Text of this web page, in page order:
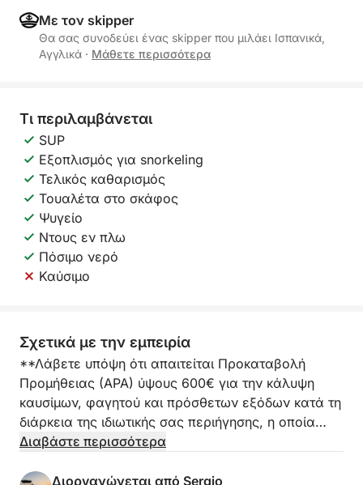
Με τον skipper
Θα σας συνοδεύει ένας skipper που μιλάει Ισπανικά,
Αγγλικά · Μάθετε περισσότερα
Τι περιλαμβάνεται
SUP
Εξοπλισμός για snorkeling
Τελικός καθαρισμός
Τουαλέτα στο σκάφος
Ψυγείο
Ντους εν πλω
Πόσιμο νερό
Καύσιμο
Σχετικά με την εμπειρία
**Λάβετε υπόψη ότι απαιτείται Προκαταβολή
Προμήθειας (APA) ύψους 600€ για την κάλυψη
καυσίμων, φαγητού και πρόσθετων εξόδων κατά τη
διάρκεια της ιδιωτικής σας περιήγησης, η οποία
καταβάλλεται στο λιμάνι.**
Ξεκινήστε μια ολοήμερη εμπειρία με γιοτ από τη
Διαβάστε περισσότερα
Διοργανώνεται από Sergio